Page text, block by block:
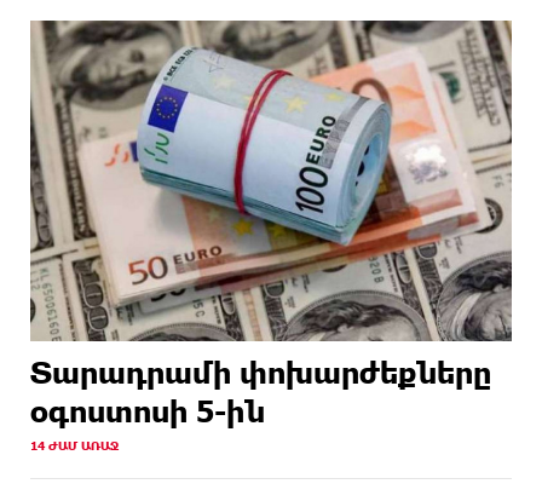
Տարադրամի փոխարժեքները
օգոստոսի 5-ին
14 ԺԱՄ ԱՌԱՋ